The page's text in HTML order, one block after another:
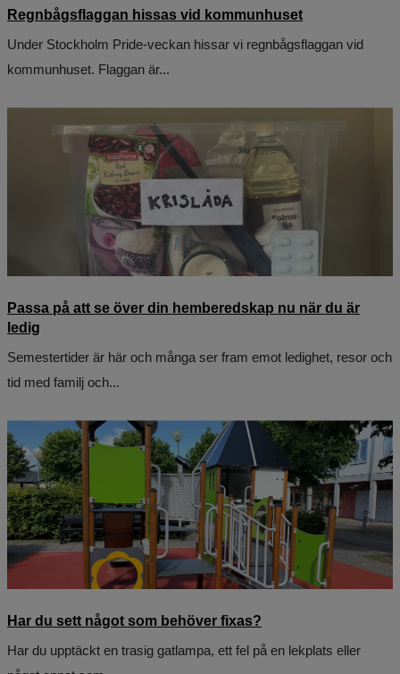
Regnbågsflaggan hissas vid kommunhuset
Under Stockholm Pride-veckan hissar vi regnbågsflaggan vid
kommunhuset. Flaggan är...
Passa på att se över din hemberedskap nu när du är
ledig
Semestertider är här och många ser fram emot ledighet, resor och
tid med familj och...
Har du sett något som behöver fixas?
Har du upptäckt en trasig gatlampa, ett fel på en lekplats eller